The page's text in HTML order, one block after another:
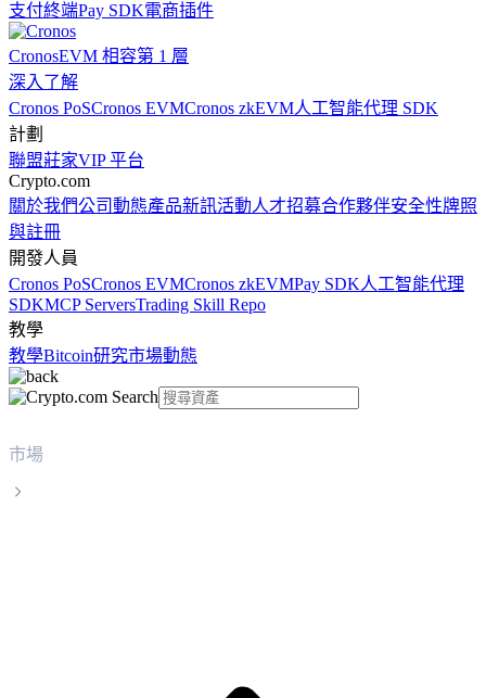
支付終端Pay SDK電商插件
CronosEVM 相容第 1 層
深入了解
Cronos PoSCronos EVMCronos zkEVM人工智能代理 SDK
計劃
聯盟莊家VIP 平台
Crypto.com
關於我們公司動態產品新訊活動人才招募合作夥伴安全性牌照
與註冊
開發人員
Cronos PoSCronos EVMCronos zkEVMPay SDK人工智能代理
SDKMCP ServersTrading Skill Repo
教學
教學Bitcoin研究市場動態
市場